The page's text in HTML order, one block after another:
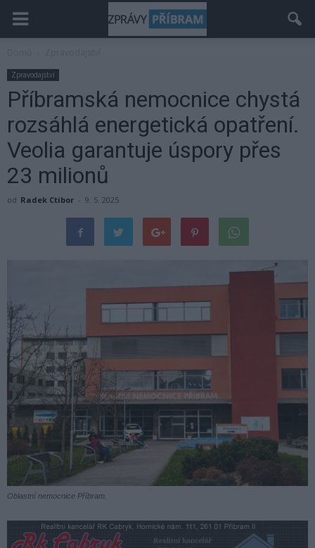
Zpravodajství
Příbramská nemocnice chystá
rozsáhlá energetická opatření.
Veolia garantuje úspory přes
23 milionů
od Radek Ctibor - 9. 5. 2025
Oblastní nemocnice Příbram.